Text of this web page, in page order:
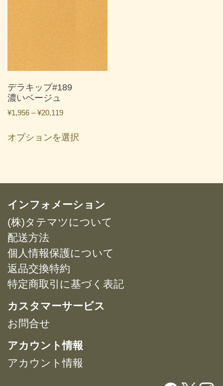
デラキップ#189
濃いベージュ
¥1,956 –¥20,119価
帯:
オプションを選択
数
の
エ
シ
ン
り
す。
インフォメーション
(株)タテマツについて
配送方法
個人情報保護について
返品交換特約
特定商取引に基づく表記
カスタマーサービス
お問合せ
アカウント情報
アカウント情報